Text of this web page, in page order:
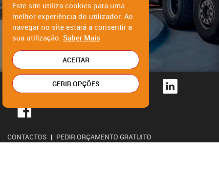
ASSISTÊNCIA TÉCNICA
FAQ’S
RECRUTAMENTO
POLÍTICA DE PRIVACIDADE
LIVRO RECLAMAÇÕES ONLINE
CONTACTOS | PEDIR ORÇAMENTO GRATUITO
Este site utiliza cookies para uma
melhor experiência do utilizador. Ao
navegar no site estará a consentir a
sua utilização. Saber Mais
ACEITAR
GERIR OPÇÕES